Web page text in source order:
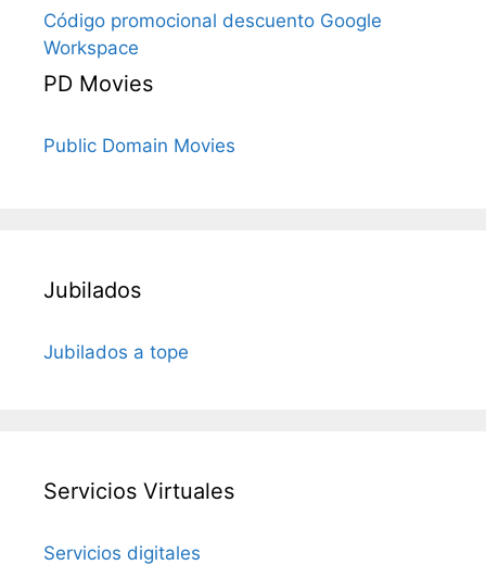
Código promocional descuento Google
Workspace
PD Movies
Public Domain Movies
Jubilados
Jubilados a tope
Servicios Virtuales
Servicios digitales